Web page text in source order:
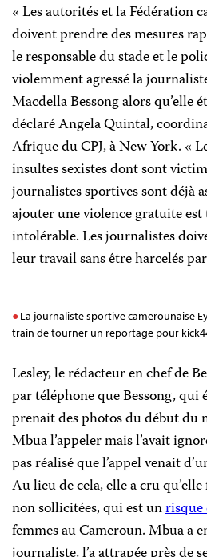
« Les autorités et la Fédération
doivent prendre des mesures
le responsable du stade et le
violemment agressé la
Macdella Bessong alors qu’elle
déclaré Angela Quintal,
Afrique du CPJ, à New York. «
insultes sexistes dont sont
journalistes sportives sont déjà
ajouter une violence gratuite
intolérable. Les journalistes
leur travail sans être harcelés
La journaliste sportive camerounaise
train de tourner un reportage pour
Lesley, le rédacteur en chef de
par téléphone que Bessong, qui
prenait des photos du début du
Mbua l’appeler mais l’avait
pas réalisé que l’appel venait
Au lieu de cela, elle a cru qu’elle
non sollicitées, qui est un
femmes au Cameroun. Mbua a